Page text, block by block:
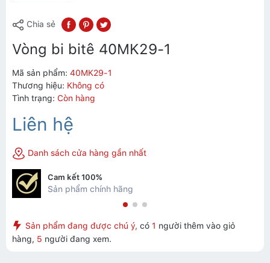
Chia sẻ
Vòng bi bitê 40MK29-1
Mã sản phẩm: 40MK29-1
Thương hiệu: Không có
Tình trạng: Còn hàng
Liên hệ
Danh sách cửa hàng gần nhất
Cam kết 100%
Sản phẩm chính hãng
Sản phẩm đang được chú ý, có 1 người thêm vào giỏ
hàng, 5 người đang xem.